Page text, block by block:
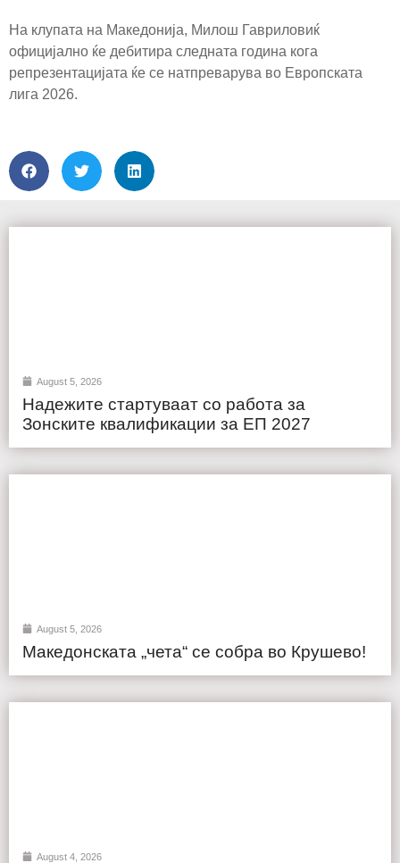
На клупата на Македонија, Милош Гавриловиќ
официјално ќе дебитира следната година кога
репрезентацијата ќе се натпреварува во Европската
лига 2026.
August 5, 2026
Надежите стартуваат со работа за
Зонските квалификации за ЕП 2027
August 5, 2026
Македонската „чета“ се собра во Крушево!
August 4, 2026